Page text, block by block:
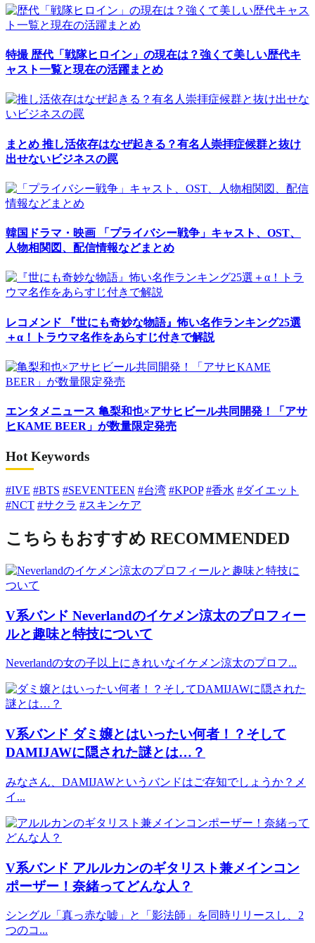
特撮 歴代「戦隊ヒロイン」の現在は？強くて美しい歴代キ
ャスト一覧と現在の活躍まとめ
まとめ 推し活依存はなぜ起きる？有名人崇拝症候群と抜け
出せないビジネスの罠
韓国ドラマ・映画 「プライバシー戦争」キャスト、OST、
人物相関図、配信情報などまとめ
レコメンド 『世にも奇妙な物語』怖い名作ランキング25選
＋α！トラウマ名作をあらすじ付きで解説
エンタメニュース 亀梨和也×アサヒビール共同開発！「アサ
ヒKAME BEER」が数量限定発売
Hot Keywords
#IVE #BTS #SEVENTEEN #台湾 #KPOP #香水 #ダイエット
#NCT #サクラ #スキンケア
こちらもおすすめ RECOMMENDED
V系バンド Neverlandのイケメン涼太のプロフィー
ルと趣味と特技について
Neverlandの女の子以上にきれいなイケメン涼太のプロフ...
V系バンド ダミ嬢とはいったい何者！？そして
DAMIJAWに隠された謎とは…？
みなさん、DAMIJAWというバンドはご存知でしょうか？メ
イ...
V系バンド アルルカンのギタリスト兼メインコン
ポーザー！奈緒ってどんな人？
シングル「真っ赤な嘘」と「影法師」を同時リリースし、2
つのコ...